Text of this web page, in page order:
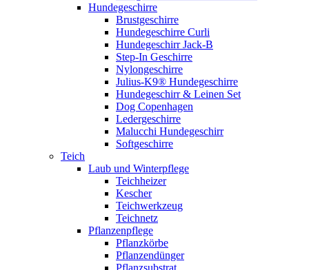
Hundegeschirre
Brustgeschirre
Hundegeschirre Curli
Hundegeschirr Jack-B
Step-In Geschirre
Nylongeschirre
Julius-K9® Hundegeschirre
Hundegeschirr & Leinen Set
Dog Copenhagen
Ledergeschirre
Malucchi Hundegeschirr
Softgeschirre
Teich
Laub und Winterpflege
Teichheizer
Kescher
Teichwerkzeug
Teichnetz
Pflanzenpflege
Pflanzkörbe
Pflanzendünger
Pflanzsubstrat